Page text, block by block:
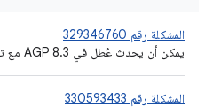
المشكلة رقم 329346760
يمكن أن يحدث عُطل في AGP 8.3 مع تفعيل ميزة إزالة السكر.
المشكلة رقم 330593433